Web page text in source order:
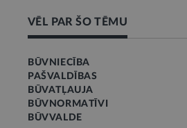
VĒL PAR ŠO TĒMU
BŪVNIECĪBA
PAŠVALDĪBAS
BŪVATĻAUJA
BŪVNORMATĪVI
BŪVVALDE